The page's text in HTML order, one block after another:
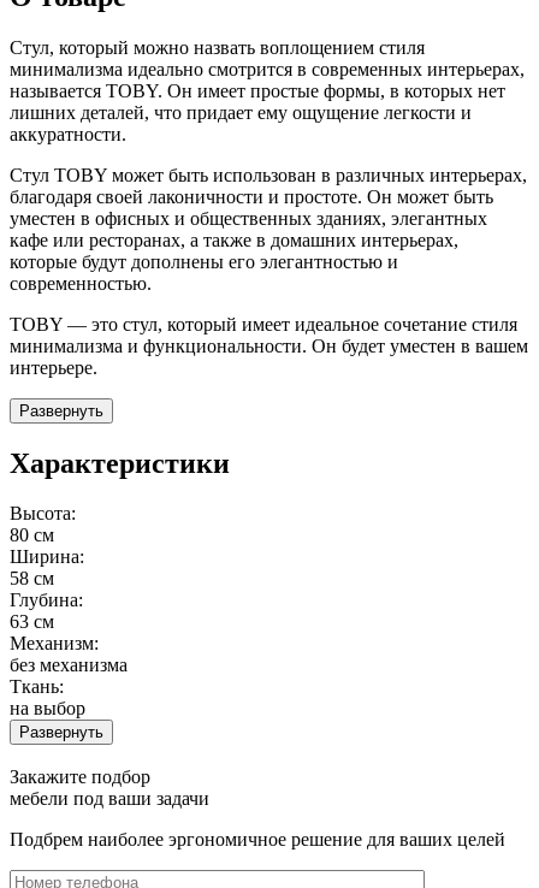
Стул, который можно назвать воплощением стиля
минимализма идеально смотрится в современных интерьерах,
называется TOBY. Он имеет простые формы, в которых нет
лишних деталей, что придает ему ощущение легкости и
аккуратности.
Стул TOBY может быть использован в различных интерьерах,
благодаря своей лаконичности и простоте. Он может быть
уместен в офисных и общественных зданиях, элегантных
кафе или ресторанах, а также в домашних интерьерах,
которые будут дополнены его элегантностью и
современностью.
TOBY — это стул, который имеет идеальное сочетание стиля
минимализма и функциональности. Он будет уместен в вашем
интерьере.
Развернуть
Характеристики
Высота:
80 см
Ширина:
58 см
Глубина:
63 см
Механизм:
без механизма
Ткань:
на выбор
Развернуть
Закажите подбор
мебели под ваши задачи
Подбрем наиболее эргономичное решение для ваших целей